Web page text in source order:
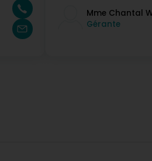
Mme Chantal
Gérante